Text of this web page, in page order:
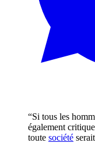
“Si tous les
également
toute société serait